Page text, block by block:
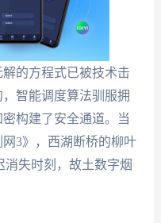
的方程式已被技术击
智能调度算法驯服拥
构建了安全通道。当
3》，西湖断桥的柳叶
失时刻，故土数字烟